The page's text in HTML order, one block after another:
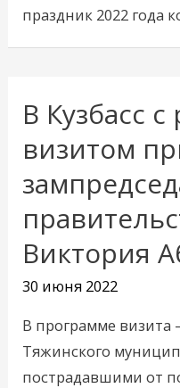
праздник 2022 года
В Кузбасс
визитом
Виктория
30 июня 2022
В программе визита
Тяжинского
пострадавшими от
В
Кузбасс
с
рабочим
визитом
прибыла
зампредседателя
правительства
РФ
Виктория